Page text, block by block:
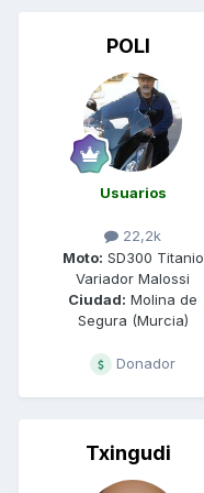
POLI
Usuarios
22,2k
Moto: SD300 Titanio
Variador Malossi
Ciudad: Molina de
Segura (Murcia)
Donador
Txingudi